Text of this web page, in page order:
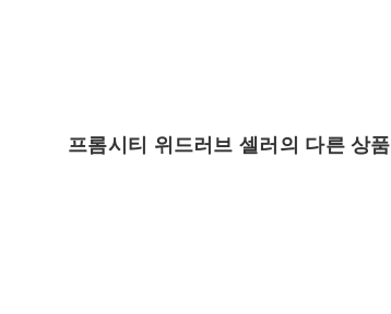
프롬시티 위드러브 셀러의 다른 상품